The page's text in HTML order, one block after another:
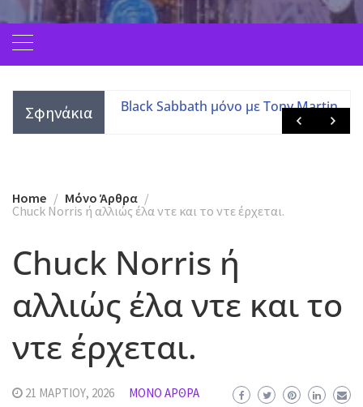
for:
Σφηνάκια
με τις
μελών
Black Sabbath μόνο με Tony Martin
Home
Mόνο Άρθρα
Chuck Νοrris ή αλλιώς έλα ντε και το ντε έρχεται.
Chuck Νοrris ή
αλλιώς έλα ντε και το
ντε έρχεται.
21 ΜΑΡΤΊΟΥ, 2026 MΌΝΟ ΆΡΘΡΑ